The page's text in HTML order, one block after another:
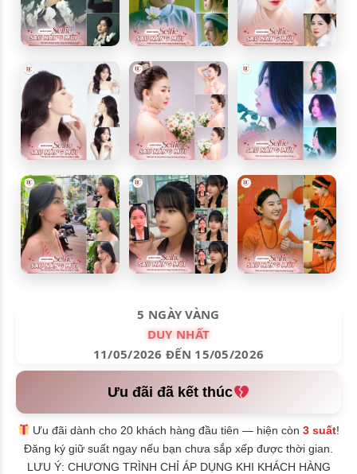
5 NGÀY VÀNG
DUY NHẤT
11/05/2026 ĐẾN 15/05/2026
Ưu đãi đã kết thúc
Ưu đãi dành cho 20 khách hàng đầu tiên — hiện còn3 suất!
Đăng ký giữ suất ngay nếu bạn chưa sắp xếp được thời gian.
LƯU Ý: CHƯƠNG TRÌNH CHỈ ÁP DỤNG KHI KHÁCH HÀNG